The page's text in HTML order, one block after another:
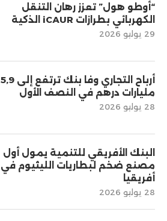
“أوطو هول” تعزز رهان التنقل
الكهربائي بطرازات iCAUR الذكية
29 يوليو 2026
أرباح التجاري وفا بنك ترتفع إلى 5,9
مليارات درهم في النصف الأول
28 يوليو 2026
البنك الأفريقي للتنمية يمول أول
مصنع ضخم لبطاريات الليثيوم في
أفريقيا
28 يوليو 2026